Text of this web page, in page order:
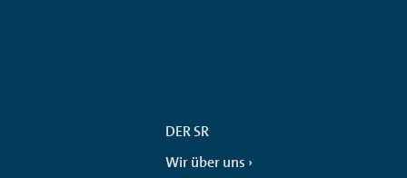
DER SR
Wir über uns